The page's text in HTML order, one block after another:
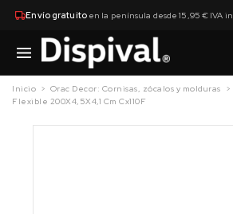
Envío gratuitoen la península desde 15,95 € IVA
Inicio Orac Decor: Cornisas, zócalos y molduras
Flexible 200X4,5X4,1 Cm Cx110F